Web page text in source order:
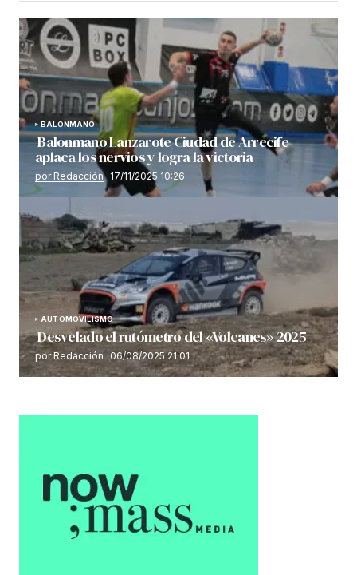
BALONMANO
Balonmano Lanzarote Ciudad de Arrecife
aplaca los nervios y logra la victoria
por Redacción 17/11/2025 10:26
AUTOMOVILISMO
Desvelado el rutómetro del «Volcanes» 2025
por Redacción 06/08/2025 21:01